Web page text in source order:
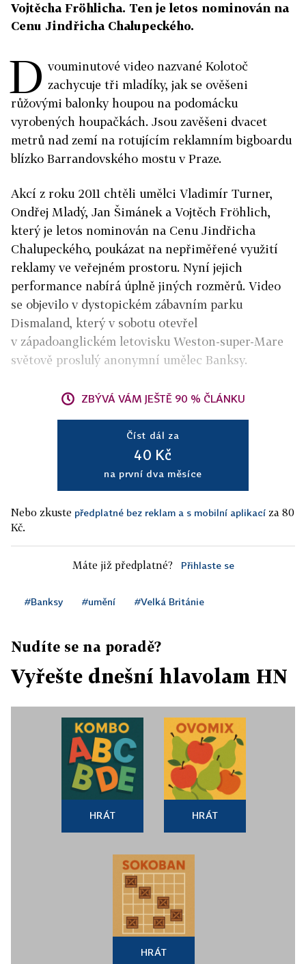
Vojtěcha Fröhlicha. Ten je letos nominován na
Cenu Jindřicha Chalupeckého.
D vouminutové video nazvané Kolotoč
zachycuje tři mladíky, jak se ověšeni
růžovými balonky houpou na podomácku
vyrobených houpačkách. Jsou zavěšeni dvacet
metrů nad zemí na rotujícím reklamním bigboardu
blízko Barrandovského mostu v Praze.
Akcí z roku 2011 chtěli umělci Vladimír Turner,
Ondřej Mladý, Jan Šimánek a Vojtěch Fröhlich,
který je letos nominován na Cenu Jindřicha
Chalupeckého, poukázat na nepřiměřené využití
reklamy ve veřejném prostoru. Nyní jejich
performance nabírá úplně jiných rozměrů. Video
se objevilo v dystopickém zábavním parku
Dismaland, který v sobotu otevřel
v západoanglickém letovisku Weston-super-Mare
světově proslulý anonymní umělec Banksy.
ZBÝVÁ VÁM JEŠTĚ 90 % ČLÁNKU
Číst dál za
40 Kč
na první dva měsíce
Nebo zkuste předplatné bez reklam a s mobilní aplikací za 80
Kč.
Máte již předplatné? Přihlaste se
#Banksy #umění #Velká Británie
Nudíte se na poradě?
Vyřešte dnešní hlavolam HN
HRÁT HRÁT
HRÁT